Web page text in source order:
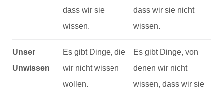
dass wir sie
wissen.
dass wir sie nicht
wissen.
Unser
Unwissen
Es gibt Dinge, die
wir nicht wissen
wollen.
Es gibt Dinge, von
denen wir nicht
wissen, dass wir sie